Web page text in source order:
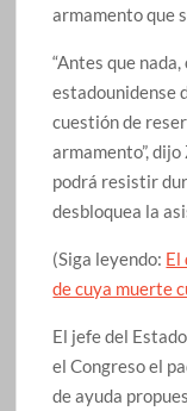
armamento que
“Antes que
estadounidense
cuestión de
armamento”,
podrá resistir
desbloquea la
(Siga leyendo: El
de cuya muerte
El jefe del
el Congreso el
de ayuda